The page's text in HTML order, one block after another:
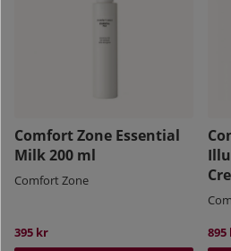
Comfort Zone Essential
Milk 200 ml
Comfort Zone
395 kr
895